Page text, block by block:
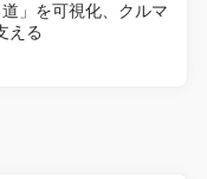
」を可視化、クルマ
える